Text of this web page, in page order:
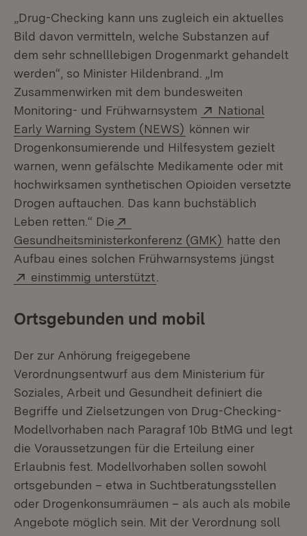
„Drug-Checking kann uns zugleich ein aktuelles
Bild davon vermitteln, welche Substanzen auf
dem sehr schnelllebigen Drogenmarkt gehandelt
werden“, so Minister Hildenbrand. „Im
Zusammenwirken mit dem bundesweiten
Monitoring- und Frühwarnsystem
Extern:
National
Early Warning System (NEWS) (Öffnet in neuem
können wir
Drogenkonsumierende und Hilfesystem gezielt
warnen, wenn gefälschte Medikamente oder mit
hochwirksamen synthetischen Opioiden versetzte
Drogen auftauchen. Das kann buchstäblich
Leben retten.“ Die
Gesundheitsministerkonferenz (GMK) (Öffnet in
hatte den
Aufbau eines solchen Frühwarnsystems jüngst
Extern:
einstimmig unterstützt
Ortsgebunden und mobil
Der zur Anhörung freigegebene
Verordnungsentwurf aus dem Ministerium für
Soziales, Arbeit und Gesundheit definiert die
Begriffe und Zielsetzungen von Drug-Checking-
Modellvorhaben nach Paragraf 10b BtMG und legt
die Voraussetzungen für die Erteilung einer
Erlaubnis fest. Modellvorhaben sollen sowohl
ortsgebunden – etwa in Suchtberatungsstellen
oder Drogenkonsumräumen – als auch als mobile
Angebote möglich sein. Mit der Verordnung soll